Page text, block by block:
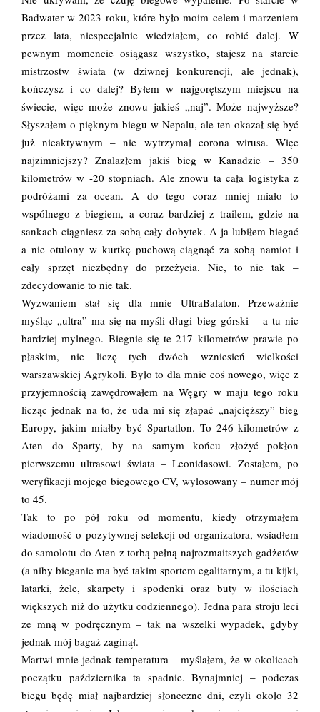
Badwater w 2023 roku, które było moim celem i marzeniem
przez lata, niespecjalnie wiedziałem, co robić dalej. W
pewnym momencie osiągasz wszystko, stajesz na starcie
mistrzostw świata (w dziwnej konkurencji, ale jednak),
kończysz i co dalej? Byłem w najgorętszym miejscu na
świecie, więc może znowu jakieś „naj”. Może najwyższe?
Słyszałem o pięknym biegu w Nepalu, ale ten okazał się być
już nieaktywnym – nie wytrzymał corona wirusa. Więc
najzimniejszy? Znalazłem jakiś bieg w Kanadzie – 350
kilometrów w -20 stopniach. Ale znowu ta cała logistyka z
podróżami za ocean. A do tego coraz mniej miało to
wspólnego z biegiem, a coraz bardziej z trailem, gdzie na
sankach ciągniesz za sobą cały dobytek. A ja lubiłem biegać
a nie otulony w kurtkę puchową ciągnąć za sobą namiot i
cały sprzęt niezbędny do przeżycia. Nie, to nie tak –
zdecydowanie to nie tak.
Wyzwaniem stał się dla mnie UltraBalaton. Przeważnie
myśląc „ultra” ma się na myśli długi bieg górski – a tu nic
bardziej mylnego. Biegnie się te 217 kilometrów prawie po
płaskim, nie liczę tych dwóch wzniesień wielkości
warszawskiej Agrykoli. Było to dla mnie coś nowego, więc z
przyjemnością zawędrowałem na Węgry w maju tego roku
licząc jednak na to, że uda mi się złapać „najcięższy” bieg
Europy, jakim miałby być Spartatlon. To 246 kilometrów z
Aten do Sparty, by na samym końcu złożyć pokłon
pierwszemu ultrasowi świata – Leonidasowi. Zostałem, po
weryfikacji mojego biegowego CV, wylosowany – numer mój
to 45.
Tak to po pół roku od momentu, kiedy otrzymałem
wiadomość o pozytywnej selekcji od organizatora, wsiadłem
do samolotu do Aten z torbą pełną najrozmaitszych gadżetów
(a niby bieganie ma być takim sportem egalitarnym, a tu kijki,
latarki, żele, skarpety i spodenki oraz buty w ilościach
większych niż do użytku codziennego). Jedna para stroju leci
ze mną w podręcznym – tak na wszelki wypadek, gdyby
jednak mój bagaż zaginął.
Martwi mnie jednak temperatura – myślałem, że w okolicach
początku października ta spadnie. Bynajmniej – podczas
biegu będę miał najbardziej słoneczne dni, czyli około 32